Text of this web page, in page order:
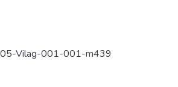
Vilag-001-001-m439